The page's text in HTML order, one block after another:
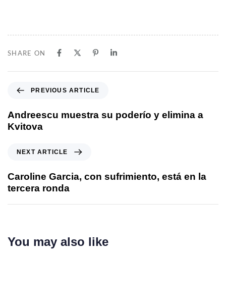
SHARE ON
PREVIOUS ARTICLE
Andreescu muestra su poderío y elimina a
Kvitova
NEXT ARTICLE
Caroline Garcia, con sufrimiento, está en la
tercera ronda
You may also like